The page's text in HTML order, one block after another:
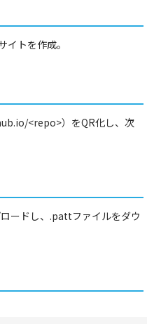
トを作成。
<repo>）をQR化し、次
ードし、 .pattファイルをダウ